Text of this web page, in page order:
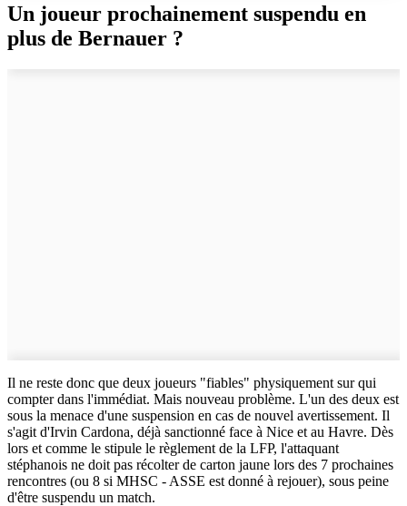
Un joueur prochainement suspendu en
plus de Bernauer ?
Il ne reste donc que deux joueurs "fiables" physiquement sur qui
compter dans l'immédiat. Mais nouveau problème. L'un des deux est
sous la menace d'une suspension en cas de nouvel avertissement. Il
s'agit d'Irvin Cardona, déjà sanctionné face à Nice et au Havre. Dès
lors et comme le stipule le règlement de la LFP, l'attaquant
stéphanois ne doit pas récolter de carton jaune lors des 7 prochaines
rencontres (ou 8 si MHSC - ASSE est donné à rejouer), sous peine
d'être suspendu un match.